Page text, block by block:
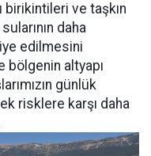
ve taşkın
daha
edilmesini
bölgenin altyapı
günlük
risklere karşı daha